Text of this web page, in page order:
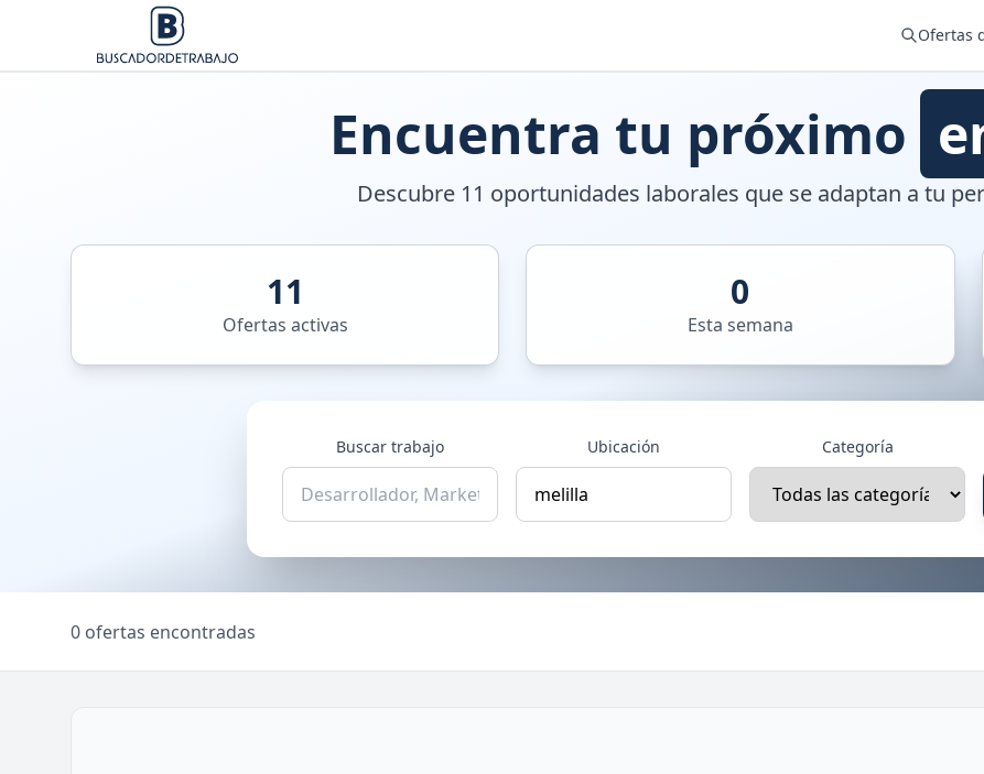
Ofertas
Encuentra tu próximo
Descubre 11 oportunidades laborales que se adaptan a tu
11
Ofertas activas
0
Esta semana
Buscar trabajo Ubicación Categoría
0 ofertas encontradas